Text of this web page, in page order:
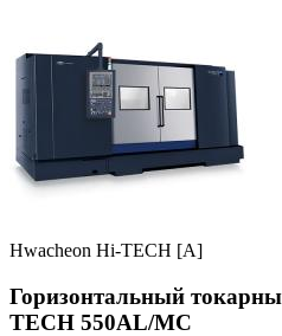
Hwacheon Hi-TECH [A]
Горизонтальный
TECH 550AL/MC